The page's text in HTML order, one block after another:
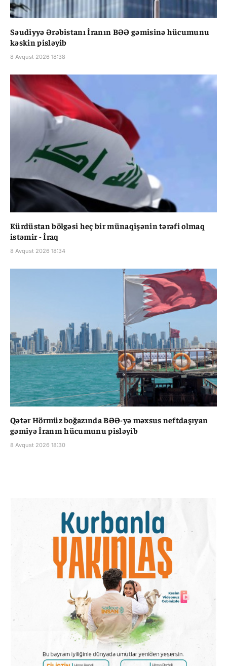
Səudiyyə Ərəbistanı İranın BƏƏ gəmisinə hücumunu
kəskin pisləyib
8 Avqust 2026 18:38
Kürdüstan bölgəsi heç bir münaqişənin tərəfi olmaq
istəmir - İraq
8 Avqust 2026 18:34
Qətər Hörmüz boğazında BƏƏ-yə məxsus neftdaşıyan
gəmiyə İranın hücumunu pisləyib
8 Avqust 2026 18:30